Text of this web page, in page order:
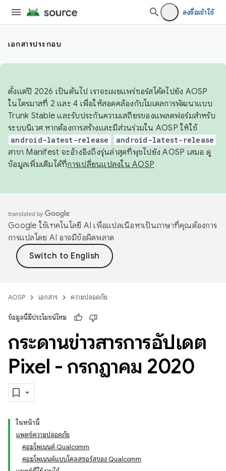
ลงชื่อเข้าใช้
เอกสารประกอบ
ตั้งแต่ปี 2026 เป็นต้นไป เราจะเผยแพร่ซอร์สโค้ดไปยัง AOSP
ในไตรมาสที่ 2 และ 4 เพื่อให้สอดคล้องกับโมเดลการพัฒนาแบบ
Trunk Stable และรับประกันความเสถียรของแพลตฟอร์มสำหรับ
ระบบนิเวศ หากต้องการสร้างและมีส่วนร่วมใน AOSP ให้ใช้
android-latest-release android-latest-release
สาขา Manifest จะอ้างอิงถึงรุ่นล่าสุดที่พุชไปยัง AOSP เสมอ ดู
ข้อมูลเพิ่มเติมได้ที่การเปลี่ยนแปลงใน AOSP
Google ใช้เทคโนโลยี AI เพื่อแปลเนื้อหาเป็นภาษาที่คุณต้องการ
การแปลโดย AI อาจมีข้อผิดพลาด
AOSP เอกสาร ความปลอดภัย
ข้อมูลนี้มีประโยชน์ไหม
กระดานข่าวสารการอัปเดต
Pixel - กรกฎาคม 2020
ในหน้านี้
แพตช์ความปลอดภัย
คอมโพเนนต์ Qualcomm
คอมโพเนนต์แบบโคลสซอร์สของ Qualcomm